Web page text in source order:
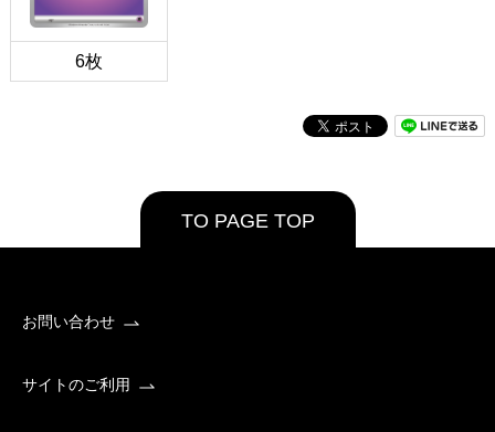
6枚
TO PAGE TOP
お問い合わせ
サイトのご利用